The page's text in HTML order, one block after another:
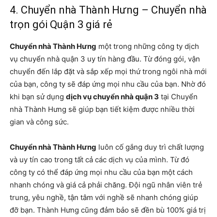
4. Chuyển nhà Thành Hưng – Chuyển nhà
trọn gói Quận 3 giá rẻ
Chuyển nhà Thành Hưng một trong những công ty dịch
vụ chuyển nhà quận 3 uy tín hàng đầu. Từ đóng gói, vận
chuyển đến lắp đặt và sắp xếp mọi thứ trong ngôi nhà mới
của bạn, công ty sẽ đáp ứng mọi nhu cầu của bạn. Nhờ đó
khi bạn sử dụng dịch vụ chuyển nhà quận 3 tại Chuyển
nhà Thành Hưng sẽ giúp bạn tiết kiệm được nhiều thời
gian và công sức.
Chuyển nhà Thành Hưng luôn cố gắng duy trì chất lượng
và uy tín cao trong tất cả các dịch vụ của mình. Từ đó
công ty có thể đáp ứng mọi nhu cầu của bạn một cách
nhanh chóng và giá cả phải chăng. Đội ngũ nhân viên trẻ
trung, yêu nghề, tận tâm với nghề sẽ nhanh chóng giúp
đỡ bạn. Thành Hưng cũng đảm bảo sẽ đền bù 100% giá trị